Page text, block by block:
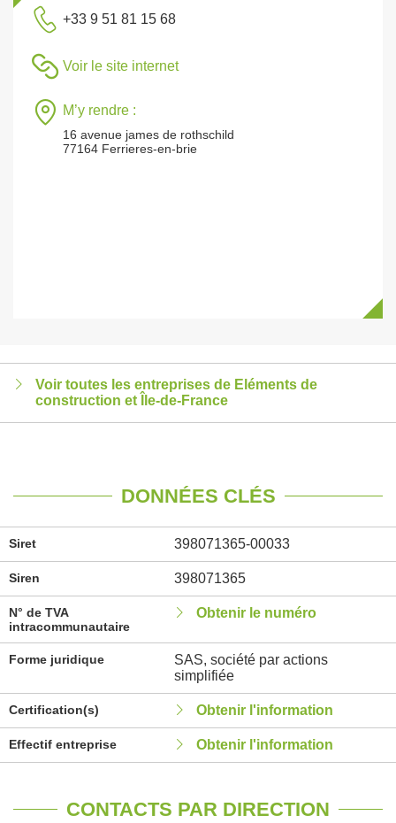
+33 9 51 81 15 68
Voir le site internet
M’y rendre :
16 avenue james de rothschild
77164 Ferrieres-en-brie
Voir toutes les entreprises de Eléments de
construction et Île-de-France
DONNÉES CLÉS
Siret 398071365-00033
Siren 398071365
N° de TVA
intracommunautaire
Obtenir le numéro
Forme juridique
SAS, société par actions
simplifiée
Certification(s) Obtenir l'information
Effectif entreprise Obtenir l'information
CONTACTS PAR DIRECTION